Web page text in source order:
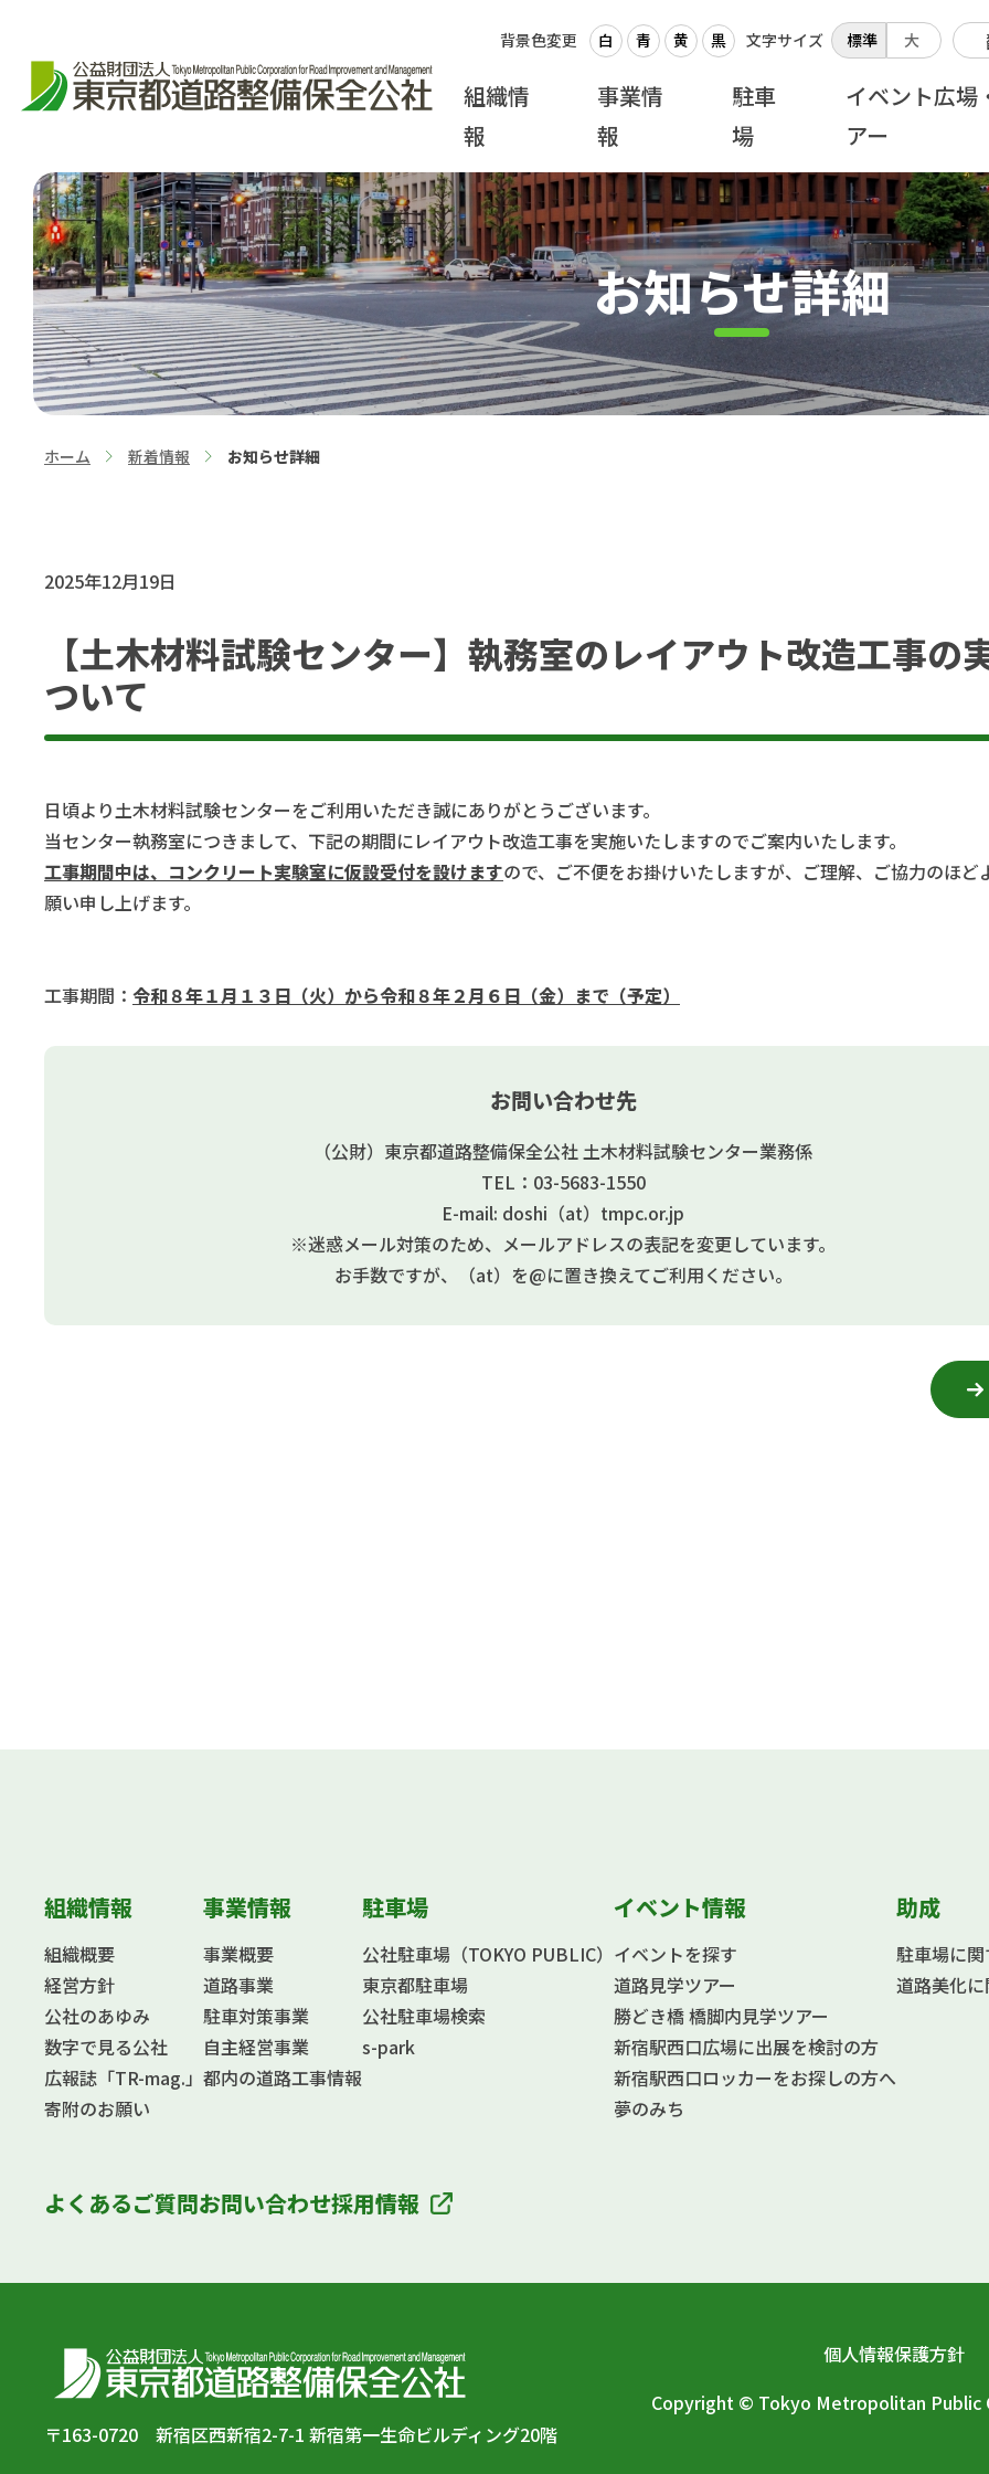
背景色変更 白 青 黄 黒 文字サイズ 標準 大
組織情
報
事業情
報
駐車
場
イベント広場
アー
お知らせ詳細
ホーム
新着情報
お知らせ詳細
2025年12月19日
【土木材料試験センター】執務室のレイアウト改造工事の
ついて
日頃より土木材料試験センターをご利用いただき誠にありがとうございます。
当センター執務室につきまして、下記の期間にレイアウト改造工事を実施いたしますのでご案内いたします。
工事期間中は、コンクリート実験室に仮設受付を設けますので、ご不便をお掛けいたしますが、ご理解、ご協力のほど
願い申し上げます。
工事期間： 令和８年１月１３日（火）から令和８年２月６日（金）まで（予定）
お問い合わせ先
（公財）東京都道路整備保全公社 土木材料試験センター業務係
TEL：03-5683-1550
E-mail: doshi（at）tmpc.or.jp
※迷惑メール対策のため、メールアドレスの表記を変更しています。
お手数ですが、（at）を@に置き換えてご利用ください。
組織情報
組織概要
経営方針
公社のあゆみ
数字で見る公社
広報誌「TR-mag.」
寄附のお願い
事業情報
事業概要
道路事業
駐車対策事業
自主経営事業
都内の道路工事情報
駐車場
公社駐車場（TOKYO PUBLIC）
東京都駐車場
公社駐車場検索
s-park
イベント情報
イベントを探す
道路見学ツアー
勝どき橋 橋脚内見学ツアー
新宿駅西口広場に出展を検討の方
新宿駅西口ロッカーをお探しの方へ
夢のみち
助成
駐車場に
道路美化
よくあるご質問お問い合わせ採用情報
〒163-0720 新宿区西新宿2-7-1 新宿第一生命ビルディング20階
個人情報保護方針
Copyright © Tokyo Metropolitan